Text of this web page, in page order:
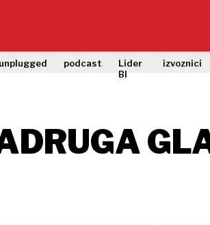
unplugged podcast
Lider
BI
izvoznici